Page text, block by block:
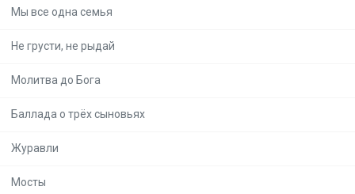
Мы все одна семья
Не грусти, не рыдай
Молитва до Бога
Баллада о трёх сыновьях
Журавли
Мосты